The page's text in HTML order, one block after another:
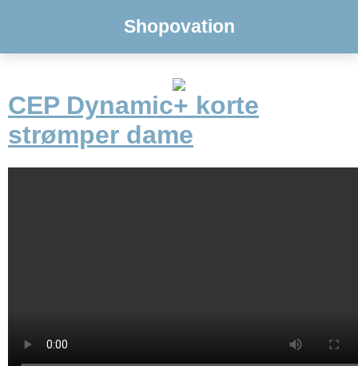
Shopovation
CEP Dynamic+ korte
strømper dame